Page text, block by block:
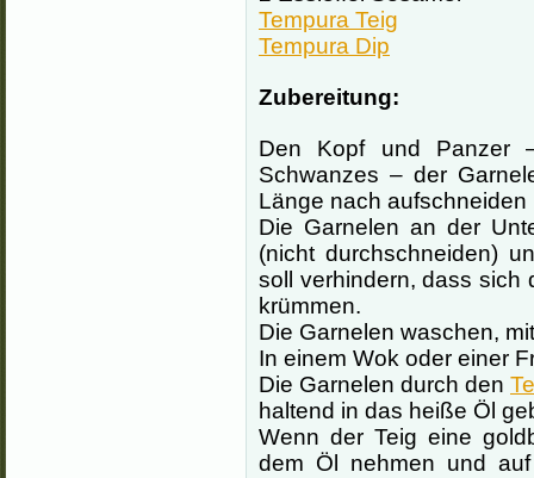
Tempura Teig
Tempura Dip
Zubereitung:
Den Kopf und Panzer
Schwanzes – der
Länge nach
Die Garnelen an der
(nicht durchschneiden)
soll verhindern, dass sich
krümmen.
Die Garnelen waschen,
In einem Wok oder einer
Die Garnelen durch den
haltend in das heiße Öl
Wenn der Teig eine
dem Öl nehmen und